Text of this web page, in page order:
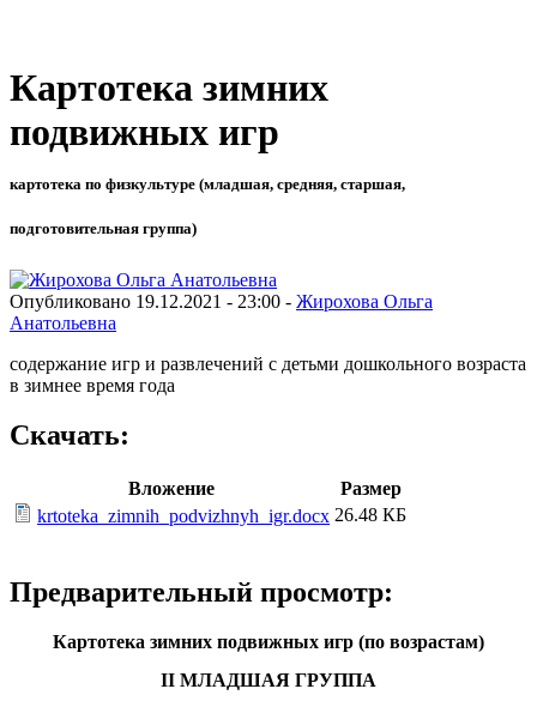
Картотека зимних
подвижных игр
картотека по физкультуре (младшая, средняя, старшая,
подготовительная группа)
Опубликовано 19.12.2021 - 23:00 - Жирохова Ольга
Анатольевна
содержание игр и развлечений с детьми дошкольного возраста
в зимнее время года
Скачать:
Вложение
Размер
krtoteka_zimnih_podvizhnyh_igr.docx 26.48 КБ
Предварительный просмотр:
Картотека зимних подвижных игр (по возрастам)
II МЛАДШАЯ ГРУППА